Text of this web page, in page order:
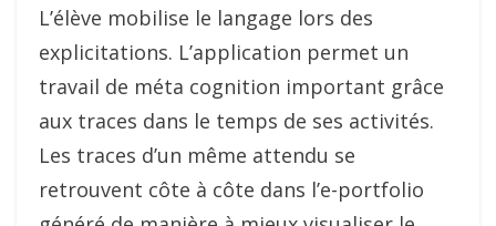
L’élève mobilise le langage lors des
explicitations. L’application permet un
travail de méta cognition important grâce
aux traces dans le temps de ses activités.
Les traces d’un même attendu se
retrouvent côte à côte dans l’e-portfolio